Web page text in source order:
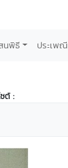
นพิธี ประเพณี
ต์ :